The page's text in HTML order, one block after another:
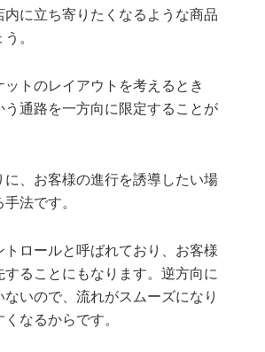
内に立ち寄りたくなるような商品
。
ットのレイアウトを考えるとき
う通路を一方向に限定することが
に、お客様の進行を誘導したい場
法です。
トロールと呼ばれており、お客様
することにもなります。逆方向に
ないので、流れがスムーズになり
なるからです。